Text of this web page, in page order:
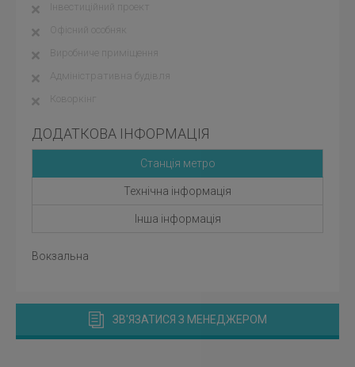
Інвестиційний проект
Офісний особняк
Виробниче приміщення
Адміністративна будівля
Коворкінг
ДОДАТКОВА ІНФОРМАЦІЯ
Станція метро
Технічна інформація
Інша інформація
Вокзальна
ЗВ'ЯЗАТИСЯ З МЕНЕДЖЕРОМ